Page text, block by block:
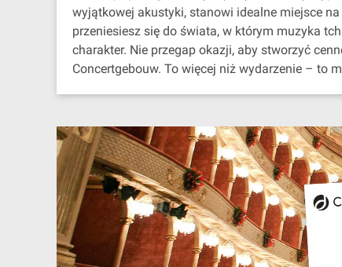
wyjątkowej akustyki, stanowi idealne miejsce
przeniesiesz się do świata, w którym muzyka
charakter. Nie przegap okazji, aby stworzyć
Concertgebouw. To więcej niż wydarzenie – to